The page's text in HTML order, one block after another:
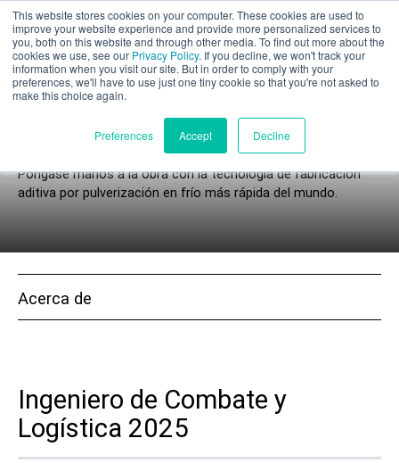
This website stores cookies on your computer. These cookies are used to
improve your website experience and provide more personalized services to
you, both on this website and through other media. To find out more about the
cookies we use, see our Privacy Policy. If you decline, we won't track your
information when you visit our site. But in order to comply with your
preferences, we'll have to use just one tiny cookie so that you're not asked to
make this choice again.
Preferences Accept Decline
Evaluación parcial
Productos
Aplicaciones
Industrias
Recursos
Póngase en contacto
Eventos
Póngase manos a la obra con la tecnología de fabricación
aditiva por pulverización en frío más rápida del mundo.
Acerca de
Ingeniero de Combate y
Logística 2025